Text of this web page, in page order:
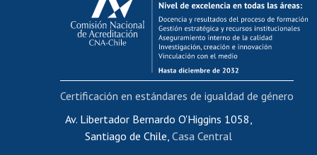
Postulación al AUCAI
Funcionarias/os
Cursos internos de capacitación
Bienestar del personal
Portal de movilidad interna
Certificado de renta
Certificado de renta honorarios
Av. Libertador Bernardo O'Higgins 1058,
Santiago de Chile, Casa Central
Certificación en estándares de igualdad de género